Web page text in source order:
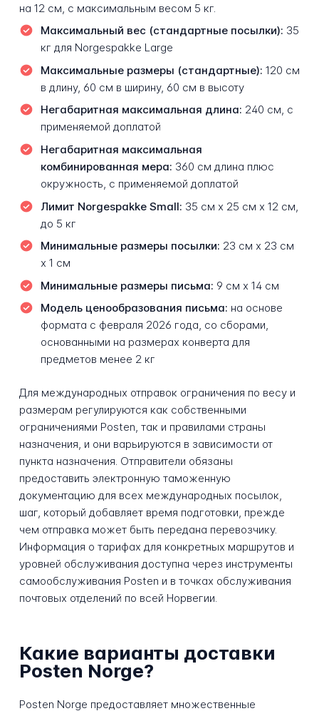
на 12 см, с максимальным весом 5 кг.
Максимальный вес (стандартные посылки): 35
кг для Norgespakke Large
Максимальные размеры (стандартные): 120 см
в длину, 60 см в ширину, 60 см в высоту
Негабаритная максимальная длина: 240 см, с
применяемой доплатой
Негабаритная максимальная
комбинированная мера: 360 см длина плюс
окружность, с применяемой доплатой
Лимит Norgespakke Small: 35 см x 25 см x 12 см,
до 5 кг
Минимальные размеры посылки: 23 см x 23 см
x 1 см
Минимальные размеры письма: 9 см x 14 см
Модель ценообразования письма: на основе
формата с февраля 2026 года, со сборами,
основанными на размерах конверта для
предметов менее 2 кг
Для международных отправок ограничения по весу и
размерам регулируются как собственными
ограничениями Posten, так и правилами страны
назначения, и они варьируются в зависимости от
пункта назначения. Отправители обязаны
предоставить электронную таможенную
документацию для всех международных посылок,
шаг, который добавляет время подготовки, прежде
чем отправка может быть передана перевозчику.
Информация о тарифах для конкретных маршрутов и
уровней обслуживания доступна через инструменты
самообслуживания Posten и в точках обслуживания
почтовых отделений по всей Норвегии.
Какие варианты доставки
Posten Norge?
Posten Norge предоставляет множественные